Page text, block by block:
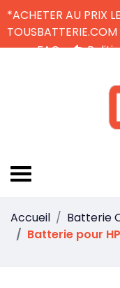
*ACHETER AU PRIX
TOUSBATTERIE.COM
FAQ
Accueil Batterie
Batterie pour HP